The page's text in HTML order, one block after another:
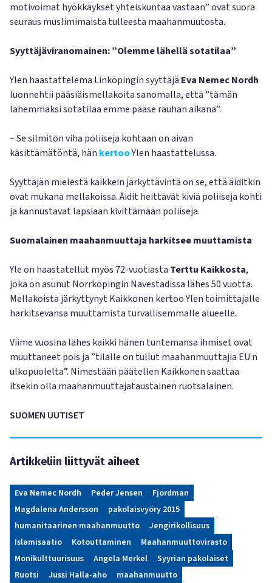
motivoimat hyökkäykset yhteiskuntaa vastaan” ovat suora
seuraus muslimimaista tulleesta maahanmuutosta.
Syyttäjäviranomainen: ”Olemme lähellä sotatilaa”
Ylen haastattelema Linköpingin syyttäjä Eva Nemec Nordh
luonnehtii pääsiäismellakoita sanomalla, että ”tämän
lähemmäksi sotatilaa emme pääse rauhan aikana”.
– Se silmitön viha poliiseja kohtaan on aivan
käsittämätöntä, hän kertooYlen haastattelussa.
Syyttäjän mielestä kaikkein järkyttävintä on se, että äiditkin
ovat mukana mellakoissa. Äidit heittävät kiviä poliiseja kohti
ja kannustavat lapsiaan kivittämään poliiseja.
Suomalainen maahanmuuttaja harkitsee muuttamista
Yle on haastatellut myös 72-vuotiasta Terttu Kaikkosta,
joka on asunut Norrköpingin Navestadissa lähes 50 vuotta.
Mellakoista järkyttynyt Kaikkonen kertoo Ylen toimittajalle
harkitsevansa muuttamista turvallisemmalle alueelle.
Viime vuosina lähes kaikki hänen tuntemansa ihmiset ovat
muuttaneet pois ja ”tilalle on tullut maahanmuuttajia EU:n
ulkopuolelta”. Nimestään päätellen Kaikkonen saattaa
itsekin olla maahanmuuttajataustainen ruotsalainen.
SUOMEN UUTISET
Artikkeliin liittyvät aiheet
Eva Nemec Nordh Peder Jensen
Fjordman
Magdalena Andersson
pakolaisvyöry 2015
humanitaarinen maahanmuutto
Jengirikollisuus
Islamisaatio
Kotouttaminen
Maahanmuuttovirasto
Monikulttuurisuus
Angela Merkel
Syyrian pakolaiset
Ruotsi
Jussi Halla-aho maahanmuutto